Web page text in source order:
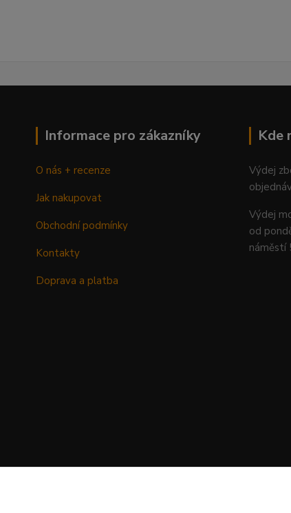
Informace pro zákazníky
O nás + recenze
Jak nakupovat
Obchodní podmínky
Kontakty
Doprava a platba
Kde
Výdej
Výdej
od
náměstí